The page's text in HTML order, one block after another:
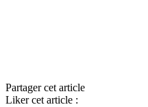
Partager cet article
Liker cet article :